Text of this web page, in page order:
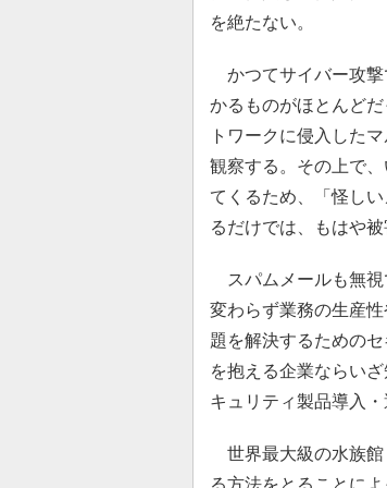
を絶たない。
かつてサイバー攻撃
かるものがほとんど
トワークに侵入した
観察する。その上で
てくるため、「怪し
るだけでは、もはや
スパムメールも無視
変わらず業務の生産
題を解決するための
を抱える企業ならい
キュリティ製品導入
世界最大級の水族館
る方法をとることに